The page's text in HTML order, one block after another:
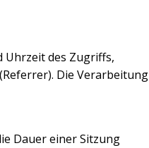
Uhrzeit des Zugriffs,
Die Verarbeitung
Dauer einer Sitzung